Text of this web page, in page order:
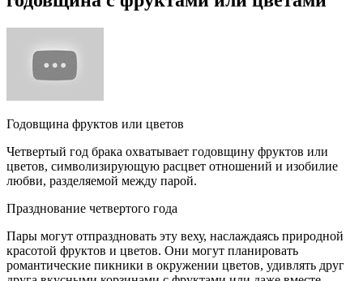
Годовщина фруктов или цветов
Четвертый год брака охватывает годовщину фруктов или
цветов, символизирующую расцвет отношений и изобилие
любви, разделяемой между парой.
Празднование четвертого года
Пары могут отпраздновать эту веху, наслаждаясь природной
красотой фруктов и цветов. Они могут планировать
романтические пикники в окружении цветов, удивлять друг